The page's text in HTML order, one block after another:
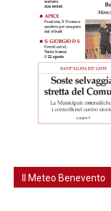
Il Meteo Benevento